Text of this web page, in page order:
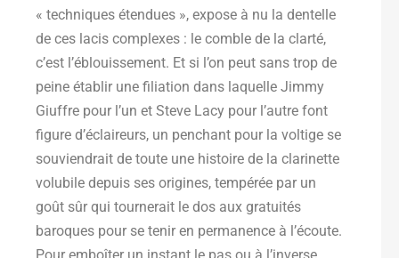
« techniques étendues », expose à nu la dentelle
de ces lacis complexes : le comble de la clarté,
c’est l’éblouissement. Et si l’on peut sans trop de
peine établir une filiation dans laquelle Jimmy
Giuffre pour l’un et Steve Lacy pour l’autre font
figure d’éclaireurs, un penchant pour la voltige se
souviendrait de toute une histoire de la clarinette
volubile depuis ses origines, tempérée par un
goût sûr qui tournerait le dos aux gratuités
baroques pour se tenir en permanence à l’écoute.
Pour emboîter un instant le pas ou à l’inverse